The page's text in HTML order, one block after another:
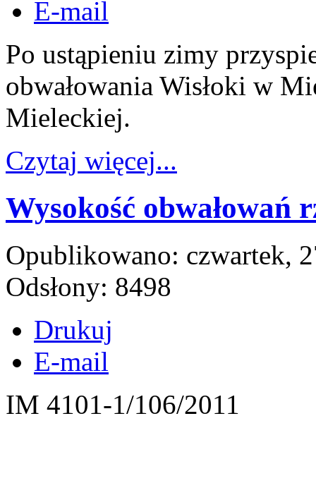
E-mail
Po ustąpieniu zimy
obwałowania Wisłoki w
Mieleckiej.
Czytaj więcej...
Wysokość obwałowań
Opublikowano: czwartek,
Odsłony: 8498
Drukuj
E-mail
IM